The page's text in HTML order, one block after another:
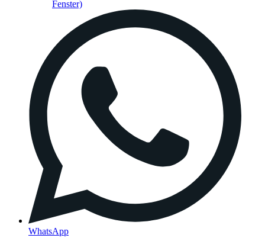
Fenster)
WhatsApp